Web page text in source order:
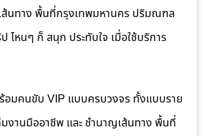
ส้นทาง พื้นที่กรุงเทพมหานคร ปริมณฑล
ไหนๆ ก็ สนุก ประทับใจ เมื่อใช้บริการ
อมคนขับ VIP แบบครบวงจร ทั้งแบบราย
งานมืออาชีพ และ ชำนาญเส้นทาง พื้นที่